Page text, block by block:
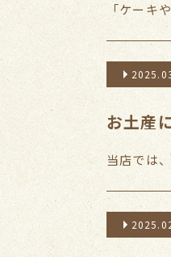
「ケーキ
お土産
当店では